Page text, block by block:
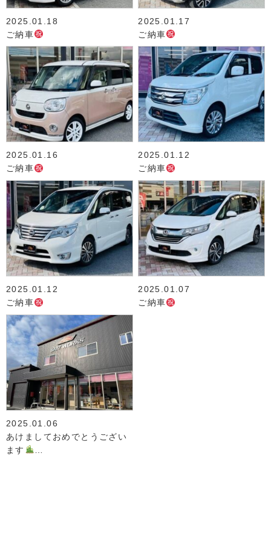
2025.01.18
ご納車
2025.01.17
ご納車
2025.01.16
ご納車
2025.01.12
ご納車
2025.01.12
ご納車
2025.01.07
ご納車
2025.01.06
あけましておめでとうござい
ます